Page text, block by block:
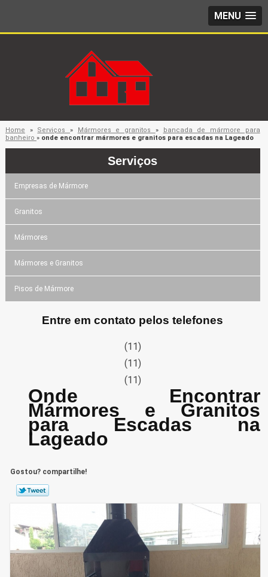
MENU
Home » Serviços» Mármores e granitos »
bancada de mármore para
banheiro » onde encontrar mármores e granitos para escadas na Lageado
Serviços
Empresas de Mármore
Granitos
Mármores
Mármores e Granitos
Pisos de Mármore
Entre em contato pelos telefones
(11)
(11)
(11)
Onde Encontrar
Mármores e Granitos
para Escadas na
Lageado
Gostou? compartilhe!